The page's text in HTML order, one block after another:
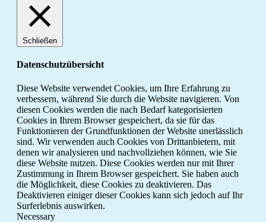
Schließen
Datenschutzübersicht
Diese Website verwendet Cookies, um Ihre Erfahrung zu
verbessern, während Sie durch die Website navigieren. Von
diesen Cookies werden die nach Bedarf kategorisierten
Cookies in Ihrem Browser gespeichert, da sie für das
Funktionieren der Grundfunktionen der Website unerlässlich
sind. Wir verwenden auch Cookies von Drittanbietern, mit
denen wir analysieren und nachvollziehen können, wie Sie
diese Website nutzen. Diese Cookies werden nur mit Ihrer
Zustimmung in Ihrem Browser gespeichert. Sie haben auch
die Möglichkeit, diese Cookies zu deaktivieren. Das
Deaktivieren einiger dieser Cookies kann sich jedoch auf Ihr
Surferlebnis auswirken.
Necessary